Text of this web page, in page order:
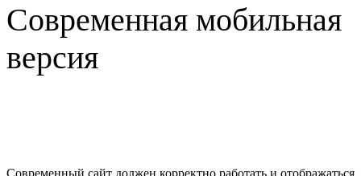
Современная мобильная
версия
Современный сайт должен корректно работать и отображаться